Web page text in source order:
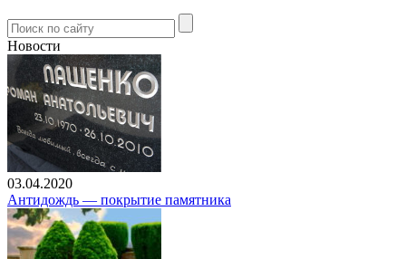
Новости
03.04.2020
Антидождь — покрытие памятника